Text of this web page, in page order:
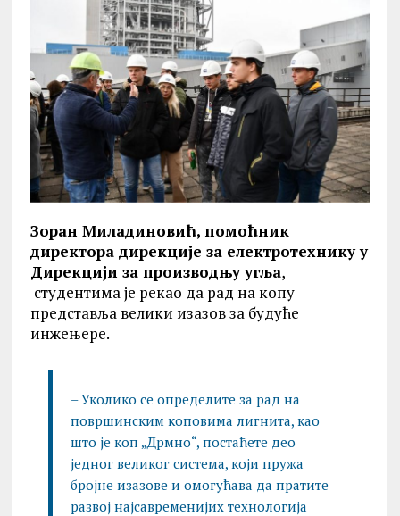
Зоран Миладиновић, помоћник
директора дирекције за електротехнику у
Дирекцији за производњу угља,
студентима је рекао да рад на копу
представља велики изазов за будуће
инжењере.
– Уколико се определите за рад на
површинским коповима лигнита, као
што је коп „Дрмно“, постаћете део
једног великог система, који пружа
бројне изазове и омогућава да пратите
развој најсавременијих технологија